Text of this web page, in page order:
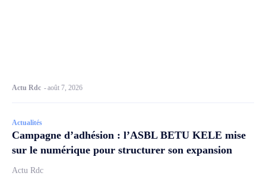
Actu Rdc -août 7, 2026
Actualités
Campagne d’adhésion : l’ASBL BETU KELE mise
sur le numérique pour structurer son expansion
Actu Rdc